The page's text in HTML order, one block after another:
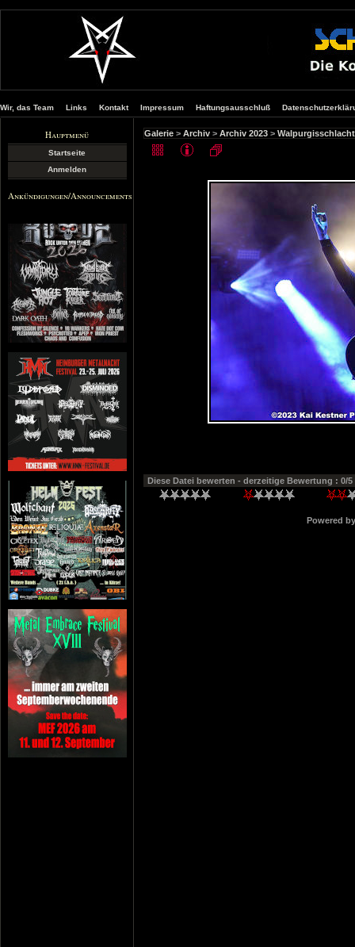
Wir, das Team Links Kontakt Impressum Haftungsausschluß
Hauptmenü
Startseite
Anmelden
Ankündigungen/Announcements
Galerie > Archiv > Archiv 2023 > Walpurgisschlacht
Diese Datei bewerten - derzeitige Bewertung : 0/
Powered